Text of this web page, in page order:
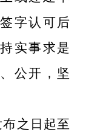
字认可后
实事求是
公开，坚
之日起至